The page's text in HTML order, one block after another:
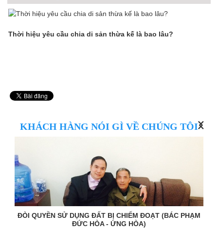
Thời hiệu yêu cầu chia di sản thừa kế là bao lâu?
KHÁCH HÀNG NÓI GÌ VỀ CHÚNG TÔI
ĐÒI QUYỀN SỬ DỤNG ĐẤT BỊ CHIẾM ĐOẠT (BÁC PHẠM
ĐỨC HÒA - ỨNG HÒA)